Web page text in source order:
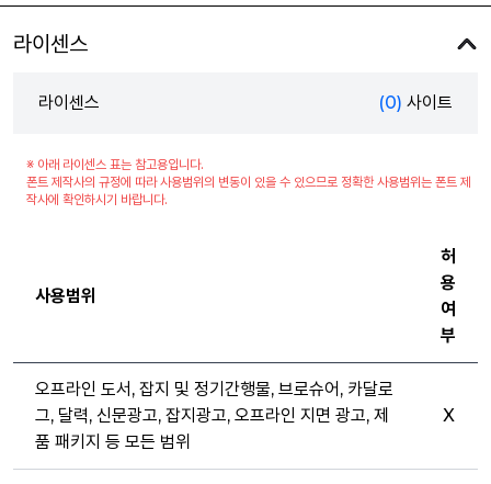
라이센스
라이센스 (0) 사이트
※ 아래 라이센스 표는 참고용입니다.
폰트 제작사의 규정에 따라 사용범위의 변동이 있을 수 있으므로 정확한 사용범위는 폰트 제
작사에 확인하시기 바랍니다.
사용범위
허
용
여
부
오프라인 도서, 잡지 및 정기간행물, 브로슈어, 카달로
그, 달력, 신문광고, 잡지광고, 오프라인 지면 광고, 제
품 패키지 등 모든 범위
X